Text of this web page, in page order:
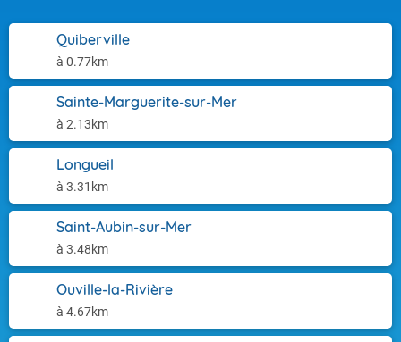
Quiberville
à 0.77km
Sainte-Marguerite-sur-Mer
à 2.13km
Longueil
à 3.31km
Saint-Aubin-sur-Mer
à 3.48km
Ouville-la-Rivière
à 4.67km